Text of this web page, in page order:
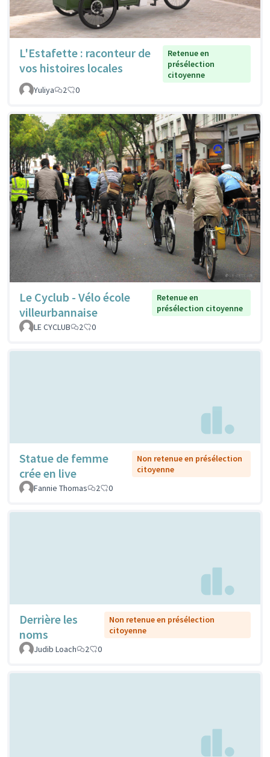
L'Estafette : raconteur de
vos histoires locales
Retenue en
présélection
citoyenne
Yuliya
2 0
Le Cyclub - Vélo école
villeurbannaise
Retenue en
présélection citoyenne
LE CYCLUB
2 0
Statue de femme
crée en live
Non retenue en présélection
citoyenne
Fannie Thomas
2 0
Derrière les
noms
Non retenue en présélection
citoyenne
Judib Loach
2 0